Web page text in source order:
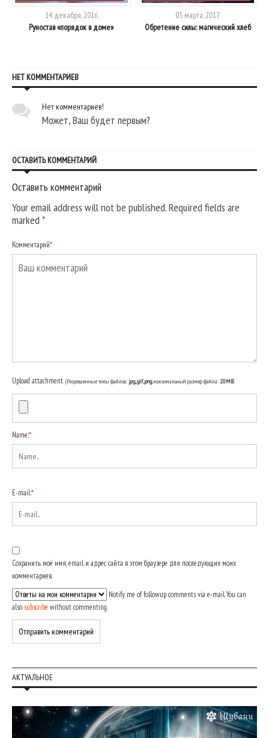
14 декабря, 2016
Руностав «порядок в доме»
05 марта, 2017
Обретение силы: магический хлеб
НЕТ КОММЕНТАРИЕВ
Нет комментариев!
Может, Ваш будет первым?
ОСТАВИТЬ КОММЕНТАРИЙ
Оставить комментарий
Your email address will not be published. Required fields are
marked*
Комментарий*
Upload attachment (Разрешенные типы файлов:jpg, gif, png, максимальный размер файла:20MB.
Name:*
E-mail:*
Сохранить моё имя, email и адрес сайта в этом браузере для последующих моих
комментариев.
Notify me of followup comments via e-mail. You can
also subscribe without commenting.
АКТУАЛЬНОЕ